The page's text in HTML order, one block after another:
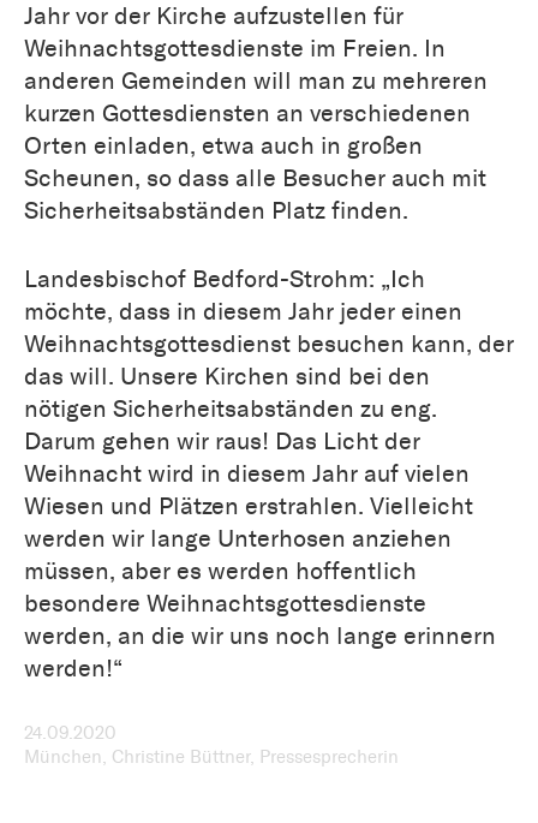
Jahr vor der Kirche aufzustellen für
Weihnachtsgottesdienste im Freien. In
anderen Gemeinden will man zu mehreren
kurzen Gottesdiensten an verschiedenen
Orten einladen, etwa auch in großen
Scheunen, so dass alle Besucher auch mit
Sicherheitsabständen Platz finden.
Landesbischof Bedford-Strohm: „Ich
möchte, dass in diesem Jahr jeder einen
Weihnachtsgottesdienst besuchen kann, der
das will. Unsere Kirchen sind bei den
nötigen Sicherheitsabständen zu eng.
Darum gehen wir raus! Das Licht der
Weihnacht wird in diesem Jahr auf vielen
Wiesen und Plätzen erstrahlen. Vielleicht
werden wir lange Unterhosen anziehen
müssen, aber es werden hoffentlich
besondere Weihnachtsgottesdienste
werden, an die wir uns noch lange erinnern
werden!“
24.09.2020
München, Christine Büttner, Pressesprecherin